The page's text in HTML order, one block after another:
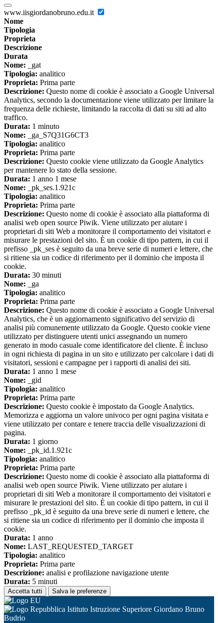
www.iisgiordanobruno.edu.it
Nome
Tipologia
Proprieta
Descrizione
Durata
Nome: _gat
Tipologia: analitico
Proprieta: Prima parte
Descrizione: Questo nome di cookie è associato a Google Universal
Analytics, secondo la documentazione viene utilizzato per limitare la
frequenza delle richieste, limitando la raccolta di dati su siti ad alto
traffico.
Durata: 1 minuto
Nome: _ga_S7Q31G6CT3
Tipologia: analitico
Proprieta: Prima parte
Descrizione: Questo cookie viene utilizzato da Google Analytics
per mantenere lo stato della sessione.
Durata: 1 anno 1 mese
Nome: _pk_ses.1.921c
Tipologia: analitico
Proprieta: Prima parte
Descrizione: Questo nome di cookie è associato alla piattaforma di
analisi web open source Piwik. Viene utilizzato per aiutare i
proprietari di siti Web a monitorare il comportamento dei visitatori e
misurare le prestazioni del sito. È un cookie di tipo pattern, in cui il
prefisso _pk_ses è seguito da una breve serie di numeri e lettere, che
si ritiene sia un codice di riferimento per il dominio che imposta il
cookie.
Durata: 30 minuti
Nome: _ga
Tipologia: analitico
Proprieta: Prima parte
Descrizione: Questo nome di cookie è associato a Google Universal
Analytics, che è un aggiornamento significativo del servizio di
analisi più comunemente utilizzato da Google. Questo cookie viene
utilizzato per distinguere utenti unici assegnando un numero
generato in modo casuale come identificatore del cliente. È incluso
in ogni richiesta di pagina in un sito e utilizzato per calcolare i dati di
visitatori, sessioni e campagne per i rapporti di analisi dei siti.
Durata: 1 anno 1 mese
Nome: _gid
Tipologia: analitico
Proprieta: Prima parte
Descrizione: Questo cookie è impostato da Google Analytics.
Memorizza e aggiorna un valore univoco per ogni pagina visitata e
viene utilizzato per contare e tenere traccia delle visualizzazioni di
pagina.
Durata: 1 giorno
Nome: _pk_id.1.921c
Tipologia: analitico
Proprieta: Prima parte
Descrizione: Questo nome di cookie è associato alla piattaforma di
analisi web open source Piwik. Viene utilizzato per aiutare i
proprietari di siti Web a monitorare il comportamento dei visitatori e
misurare le prestazioni del sito. È un cookie di tipo pattern, in cui il
prefisso _pk_id è seguito da una breve serie di numeri e lettere, che
si ritiene sia un codice di riferimento per il dominio che imposta il
cookie.
Durata: 1 anno
Nome: LAST_REQUESTED_TARGET
Tipologia: analitico
Proprieta: Prima parte
Descrizione: analisi e profilazione navigazione utente
Durata: 5 minuti
Accetta tutti Salva le preferenze
Istituto Istruzione Superiore Giordano Bruno
Budrio